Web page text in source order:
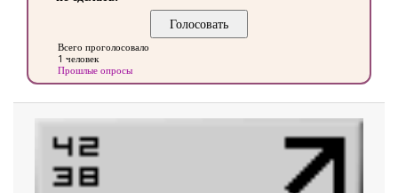
Всего проголосовало
1 человек
Прошлые опросы